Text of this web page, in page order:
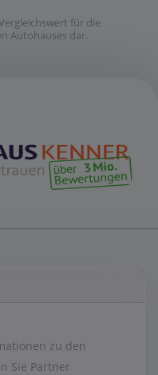
für die
Autohauses dar.
zu den
Sie Partner